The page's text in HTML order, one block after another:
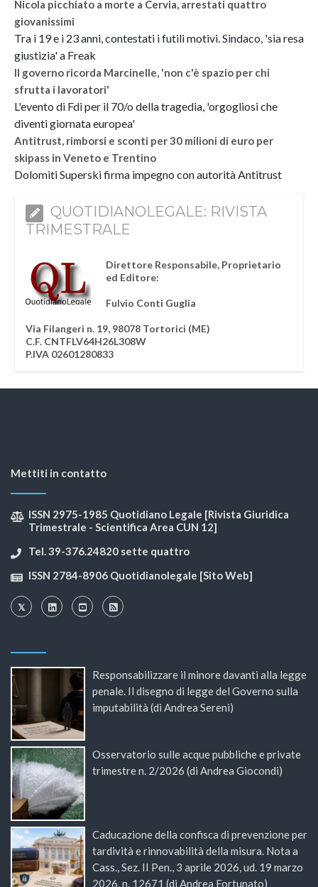
Nicola picchiato a morte a Cervia, arrestati quattro
giovanissimi
Tra i 19 e i 23 anni, contestati i futili motivi. Sindaco, 'sia resa
giustizia' a Freak
Il governo ricorda Marcinelle, 'non c'è spazio per chi
sfrutta i lavoratori'
L'evento di Fdi per il 70/o della tragedia, 'orgogliosi che
diventi giornata europea'
Antitrust, rimborsi e sconti per 30 milioni di euro per
skipass in Veneto e Trentino
Dolomiti Superski firma impegno con autorità Antitrust
QUOTIDIANOLEGALE: RIVISTA
TRIMESTRALE
Direttore Responsabile, Proprietario
ed Editore:
Fulvio Conti Guglia
Via Filangeri n. 19, 98078 Tortorici (ME)
C.F. CNTFLV64H26L308W
P.IVA 02601280833
Mettiti in contatto
ISSN 2975-1985 Quotidiano Legale [Rivista Giuridica
Trimestrale - Scientifica Area CUN 12]
Tel. 39-376.24820 sette quattro
ISSN 2784-8906 Quotidianolegale [Sito Web]
Responsabilizzare il minore davanti alla legge
penale. Il disegno di legge del Governo sulla
imputabilità (di Andrea Sereni)
Osservatorio sulle acque pubbliche e private
trimestre n. 2/2026 (di Andrea Giocondi)
Caducazione della confisca di prevenzione per
tardività e rinnovabilità della misura. Nota a
Cass., Sez. II Pen., 3 aprile 2026, ud. 19 marzo
2026, n. 12671 (di Andrea Fortunato)